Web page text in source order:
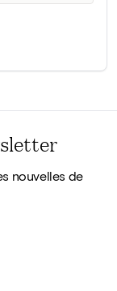
nouvelles de